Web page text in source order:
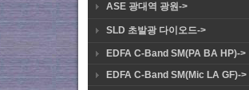
ASE 광대역 광원->
SLD 초발광 다이오드->
EDFA C-Band SM(PA BA HP)->
EDFA C-Band SM(Mic LA GF)->